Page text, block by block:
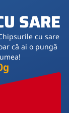
SARE
cu sare
că ai o pungă